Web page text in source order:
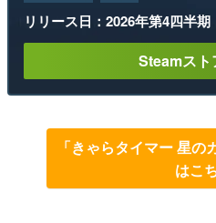
リリース日：2026年第4四半期
Steamスト
「きゃらタイマー 星
はこ